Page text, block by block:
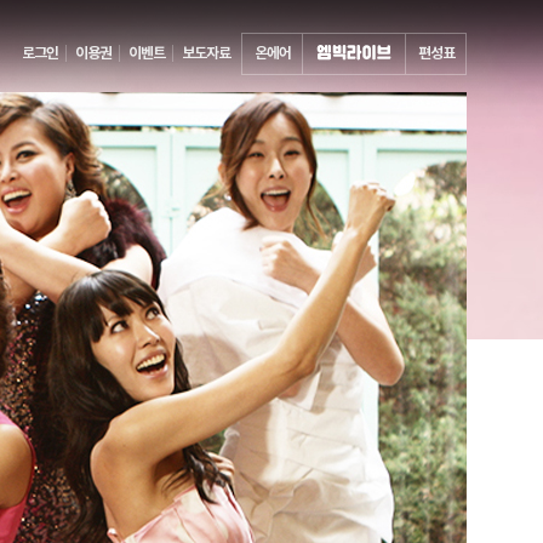
로그인 이용권 이벤트 보도자료 온에어 편성표